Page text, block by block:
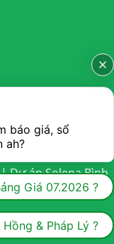
Trần Anh và Dự
Dự ánSolena Bình
báo giá, sổ
ah?
Giá 07.2026 ?
Hồng & Pháp Lý ?